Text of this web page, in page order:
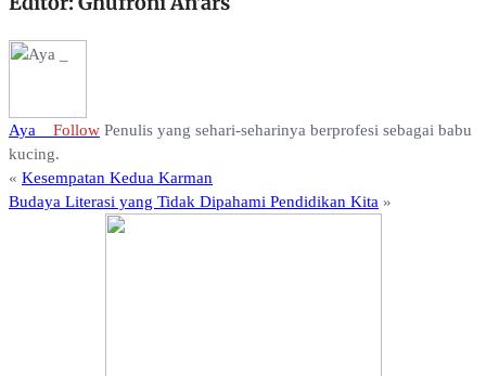
Aya _ Follow Penulis yang sehari-seharinya berprofesi sebagai babu
kucing.
« Kesempatan Kedua Karman
Budaya Literasi yang Tidak Dipahami Pendidikan Kita »